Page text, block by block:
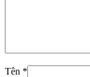
Tên *